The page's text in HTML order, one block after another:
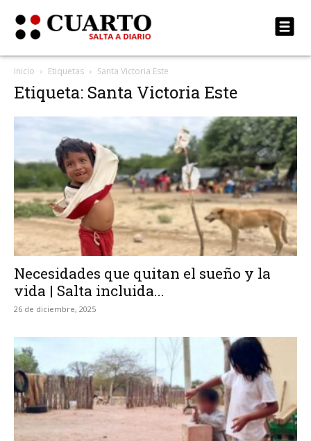
Inicio Etiquetas Santa Victoria Este
Etiqueta: Santa Victoria Este
Necesidades que quitan el sueño y la
vida | Salta incluida...
26 de diciembre, 2025